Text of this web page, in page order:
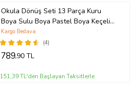
Okula Dönüş Seti 13 Parça Kuru
Boya Sulu Boya Pastel Boya Keçeli
Kalem Ekonomik Okul Kırtasiye Seti
(4)
Kargo Bedava
789,90 TL
151,39 TL'den Başlayan Taksitlerle